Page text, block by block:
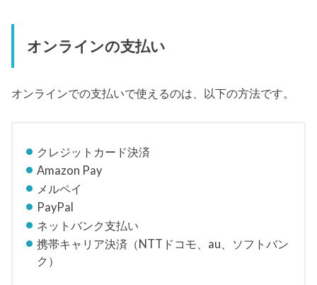
オンラインの支払い
オンラインでの支払いで使えるのは、以下の方法です。
クレジットカード決済
Amazon Pay
メルペイ
PayPal
ネットバンク支払い
携帯キャリア決済（NTTドコモ、au、ソフトバン
ク）